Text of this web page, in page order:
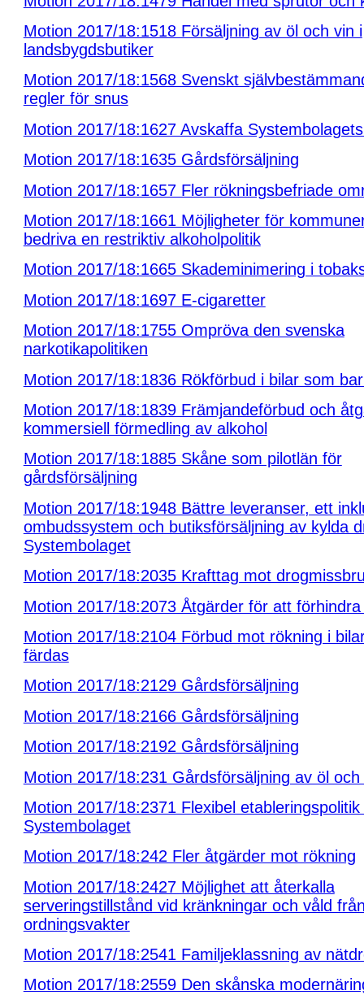
Motion 2017/18:1518 Försäljning av öl och vin i
landsbygdsbutiker
Motion 2017/18:1568 Svenskt
regler för snus
Motion 2017/18:1627 Avskaffa
Motion 2017/18:1635 Gårdsförsäljning
Motion 2017/18:1657 Fler rökningsbefriade
Motion 2017/18:1661 Möjligheter för
bedriva en restriktiv alkoholpolitik
Motion 2017/18:1665 Skademinimering i
Motion 2017/18:1697 E-cigaretter
Motion 2017/18:1755 Ompröva den svenska
narkotikapolitiken
Motion 2017/18:1836 Rökförbud i bilar som
Motion 2017/18:1839 Främjandeförbud och
kommersiell förmedling av alkohol
Motion 2017/18:1885 Skåne som pilotlän för
gårdsförsäljning
Motion 2017/18:1948 Bättre leveranser, ett
ombudssystem och butiksförsäljning av kylda
Systembolaget
Motion 2017/18:2035 Krafttag mot
Motion 2017/18:2073 Åtgärder för att
Motion 2017/18:2104 Förbud mot rökning i
färdas
Motion 2017/18:2129 Gårdsförsäljning
Motion 2017/18:2166 Gårdsförsäljning
Motion 2017/18:2192 Gårdsförsäljning
Motion 2017/18:231 Gårdsförsäljning av öl och
Motion 2017/18:2371 Flexibel
Systembolaget
Motion 2017/18:242 Fler åtgärder mot rökning
Motion 2017/18:2427 Möjlighet att återkalla
serveringstillstånd vid kränkningar och våld
ordningsvakter
Motion 2017/18:2541 Familjeklassning av
Motion 2017/18:2559 Den skånska